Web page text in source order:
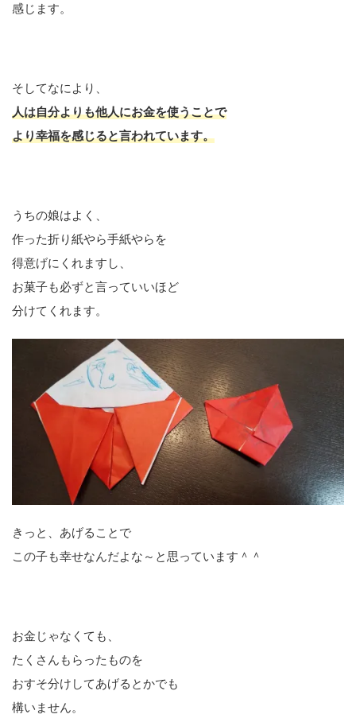
感じます。
そしてなにより、
人は自分よりも他人にお金を使うことで
より幸福を感じると言われています。
うちの娘はよく、
作った折り紙やら手紙やらを
得意げにくれますし、
お菓子も必ずと言っていいほど
分けてくれます。
きっと、あげることで
この子も幸せなんだよな～と思っています＾＾
お金じゃなくても、
たくさんもらったものを
おすそ分けしてあげるとかでも
構いません。